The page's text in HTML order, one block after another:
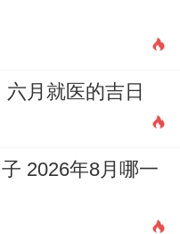
当怎样管理资产？
」同「防守」为
，预留出足够的应
转化为保值性较
势，可在家居或
月就医的吉日
2026年8月哪一